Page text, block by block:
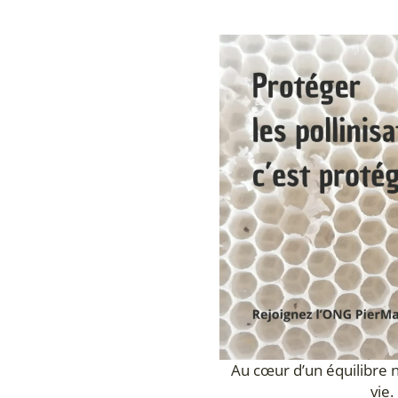
Au cœur d’un équilibre
vie.